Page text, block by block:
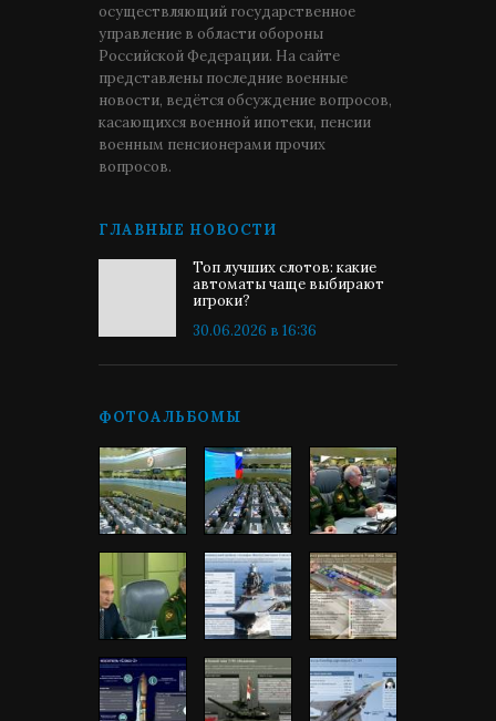
осуществляющий государственное
управление в области обороны
Российской Федерации. На сайте
представлены последние военные
новости, ведётся обсуждение вопросов,
касающихся военной ипотеки, пенсии
военным пенсионерами прочих
вопросов.
ГЛАВНЫЕ НОВОСТИ
Топ лучших слотов: какие
автоматы чаще выбирают
игроки?
30.06.2026 в 16:36
ФОТОАЛЬБОМЫ